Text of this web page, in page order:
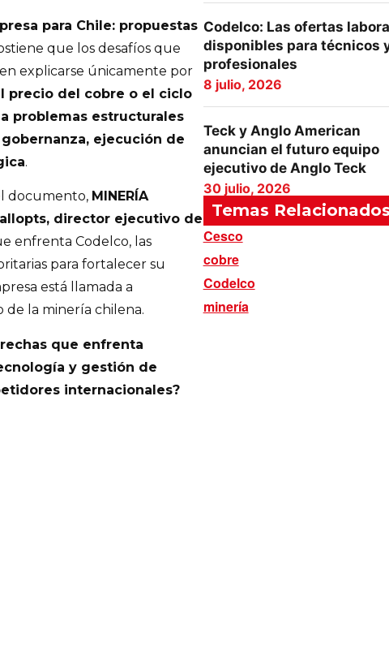
para Chile: propuestas
que los desafíos que
explicarse únicamente por
precio del cobre o el ciclo
problemas estructurales
ejecución de
.
documento, MINERÍA
director ejecutivo de
enfrenta Codelco, las
para fortalecer su
está llamada a
la minería chilena.
que enfrenta
y gestión de
internacionales?
Codelco: Las ofertas
disponibles para técnicos
profesionales
8 julio, 2026
Teck y Anglo American
anuncian el futuro equipo
ejecutivo de Anglo Teck
30 julio, 2026
Temas Relacionados
Cesco
cobre
Codelco
minería